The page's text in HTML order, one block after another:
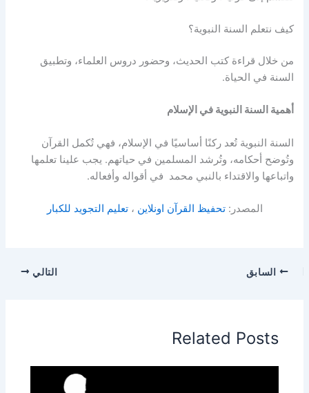
كيف نتعلم السنة النبوية؟
من خلال قراءة كتب الحديث، وحضور دروس العلماء، وتطبيق
السنة في الحياة.
أهمية السنة النبوية في الإسلام
السنة النبوية تُعد ركنًا أساسيًا في الإسلام، فهي تُكمل القرآن
وتُوضح أحكامه، وتُرشد المسلمين في حياتهم. يجب علينا تعلمها
واتباعها والاقتداء بالنبي محمد في أقواله وأفعاله.
المصدر:تحفيظ القرآن اونلاين ،تعليم التجويد للكبار
السابق التالي
Related Posts